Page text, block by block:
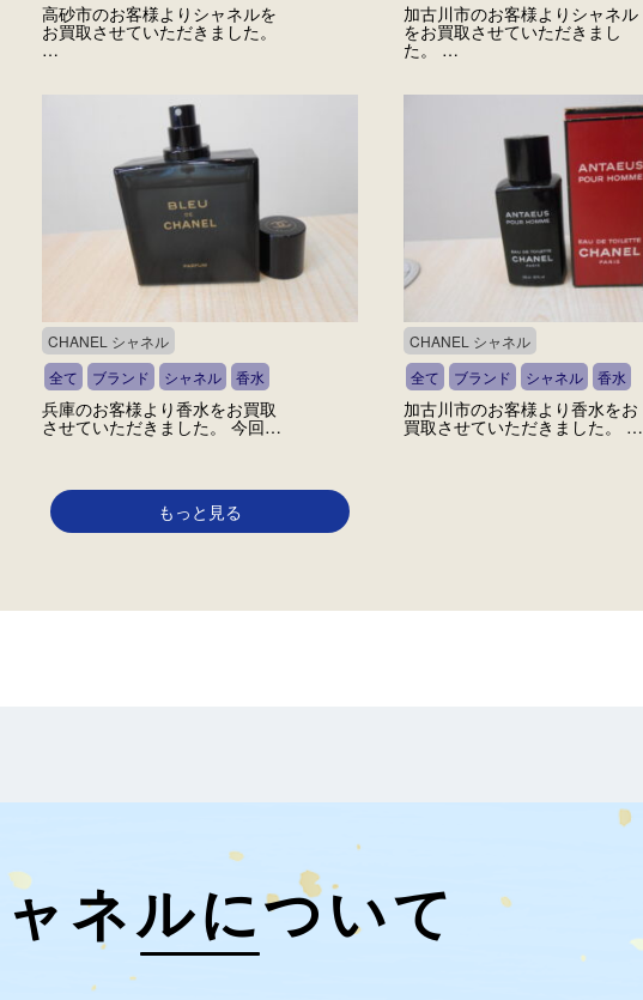
高砂市のお客様よりシャネルを
お買取させていただきました。
…
加古川市のお客様よりシャネル
をお買取させていただきまし
た。 …
CHANEL シャネル
全て
ブランド シャネル 香水
兵庫のお客様より香水をお買取
させていただきました。 今回…
CHANEL シャネル
全て
ブランド シャネル 香水
加古川市のお客様より香水をお
買取させていただきました。 …
もっと見る
ネルについて